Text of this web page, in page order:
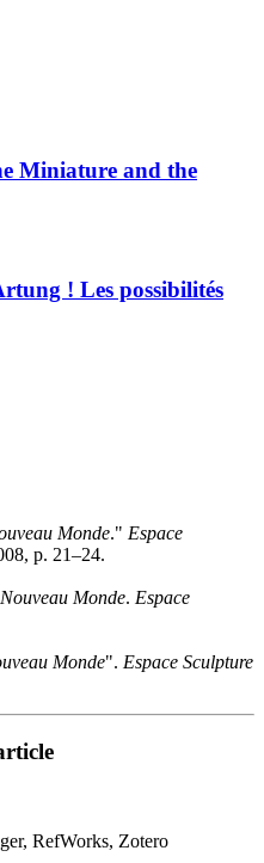
Miniature and the
! Les possibilités
Monde." Espace
p. 21–24.
Monde. Espace
Monde". Espace Sculpture
RefWorks, Zotero